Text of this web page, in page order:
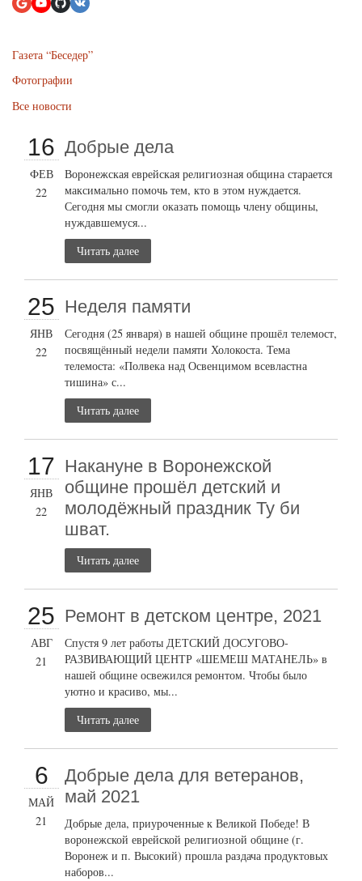
Газета “Беседер”
Фотографии
Все новости
16
ФЕВ
22
Добрые дела
Воронежская еврейская религиозная община старается
максимально помочь тем, кто в этом нуждается.
Сегодня мы смогли оказать помощь члену общины,
нуждавшемуся...
Читать далее
25
ЯНВ
22
Неделя памяти
Сегодня (25 января) в нашей общине прошёл телемост,
посвящённый недели памяти Холокоста. Тема
телемоста: «Полвека над Освенцимом всевластна
тишина» с...
Читать далее
17
ЯНВ
22
Накануне в Воронежской
общине прошёл детский и
молодёжный праздник Ту би
шват.
Читать далее
25
АВГ
21
Ремонт в детском центре, 2021
Спустя 9 лет работы ДЕТСКИЙ ДОСУГОВО-
РАЗВИВАЮЩИЙ ЦЕНТР «ШЕМЕШ МАТАНЕЛЬ» в
нашей общине освежился ремонтом. Чтобы было
уютно и красиво, мы...
Читать далее
6
МАЙ
21
Добрые дела для ветеранов,
май 2021
Добрые дела, приуроченные к Великой Победе! В
воронежской еврейской религиозной общине (г.
Воронеж и п. Высокий) прошла раздача продуктовых
наборов...